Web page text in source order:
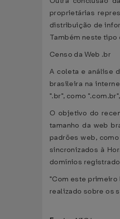
proprietárias
distribuição de
Também neste tipo
Censo da Web .br
A coleta e análise
brasileira na
".br", como
O objetivo do
tamanho da web
padrões web,
sincronizados à
domínios
"Com este
realizado sobre os